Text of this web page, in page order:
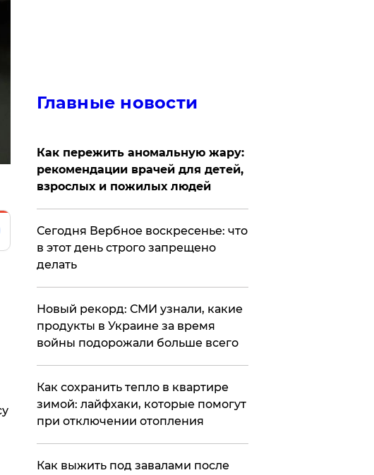
Главные новости
Как пережить аномальную жару:
рекомендации врачей для детей,
взрослых и пожилых людей
​Сегодня Вербное воскресенье: что
в этот день строго запрещено
делать
Новый рекорд: СМИ узнали, какие
продукты в Украине за время
войны подорожали больше всего
​Как сохранить тепло в квартире
зимой: лайфхаки, которые помогут
при отключении отопления
Как выжить под завалами после